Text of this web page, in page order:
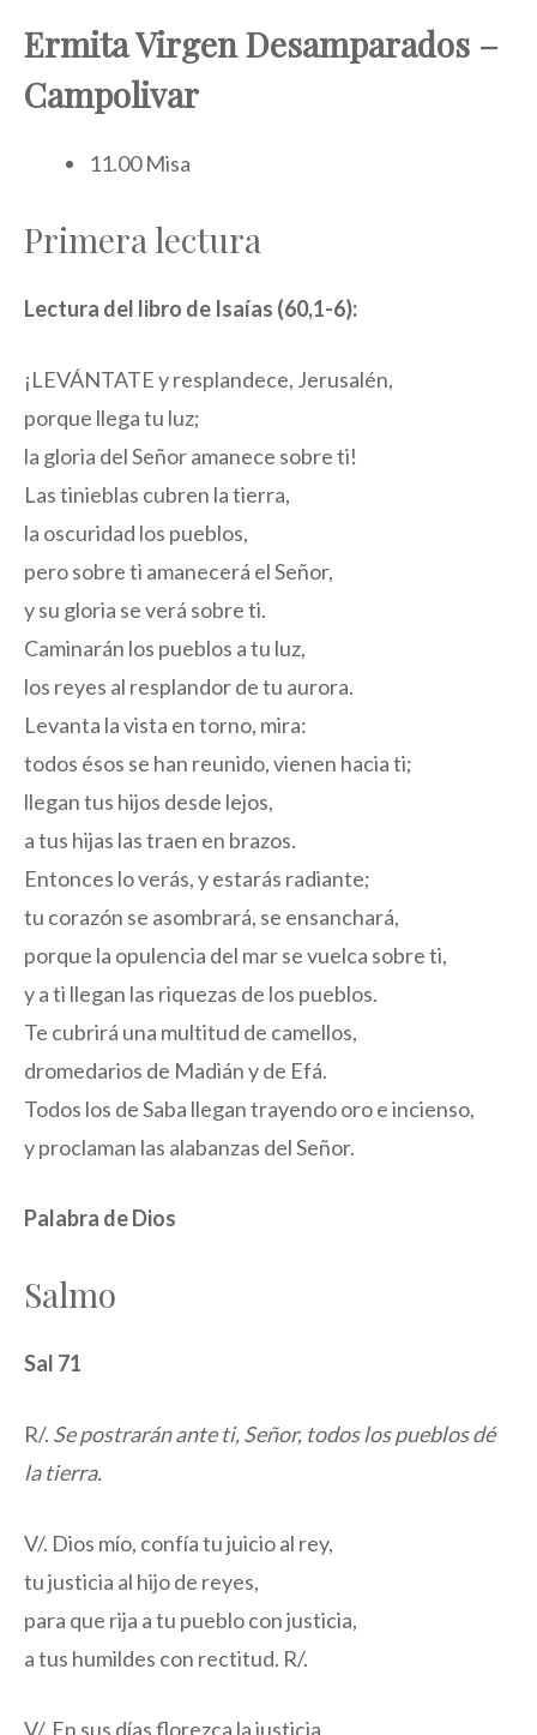
Ermita Virgen Desamparados –
Campolivar
11.00 Misa
Primera lectura
Lectura del libro de Isaías (60,1-6):
¡LEVÁNTATE y resplandece, Jerusalén,
porque llega tu luz;
la gloria del Señor amanece sobre ti!
Las tinieblas cubren la tierra,
la oscuridad los pueblos,
pero sobre ti amanecerá el Señor,
y su gloria se verá sobre ti.
Caminarán los pueblos a tu luz,
los reyes al resplandor de tu aurora.
Levanta la vista en torno, mira:
todos ésos se han reunido, vienen hacia ti;
llegan tus hijos desde lejos,
a tus hijas las traen en brazos.
Entonces lo verás, y estarás radiante;
tu corazón se asombrará, se ensanchará,
porque la opulencia del mar se vuelca sobre ti,
y a ti llegan las riquezas de los pueblos.
Te cubrirá una multitud de camellos,
dromedarios de Madián y de Efá.
Todos los de Saba llegan trayendo oro e incienso,
y proclaman las alabanzas del Señor.
Palabra de Dios
Salmo
Sal 71
R/. Se postrarán ante ti, Señor, todos los pueblos dé
la tierra.
V/. Dios mío, confía tu juicio al rey,
tu justicia al hijo de reyes,
para que rija a tu pueblo con justicia,
a tus humildes con rectitud. R/.
V/. En sus días florezca la justicia